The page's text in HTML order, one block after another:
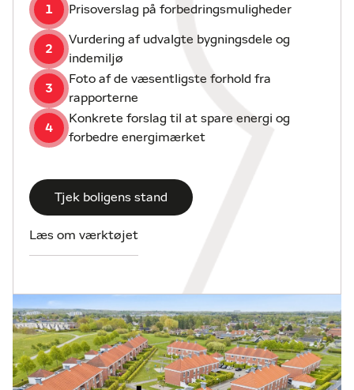
Centret.
1 Prisoverslag på forbedringsmuligheder
2
Vurdering af udvalgte bygningsdele og
indemiljø
3
Foto af de væsentligste forhold fra
rapporterne
4
Konkrete forslag til at spare energi og
forbedre energimærket
Tjek boligens stand
Læs om værktøjet